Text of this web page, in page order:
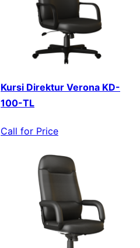
Kursi Direktur Verona KD-
100-TL
Call for Price